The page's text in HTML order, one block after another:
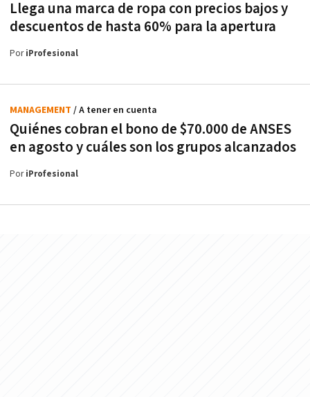
Llega una marca de ropa con precios bajos y
descuentos de hasta 60% para la apertura
PoriProfesional
Quiénes cobran el bono de $70.000 de ANSES
en agosto y cuáles son los grupos alcanzados
MANAGEMENT / A tener en cuenta
PoriProfesional